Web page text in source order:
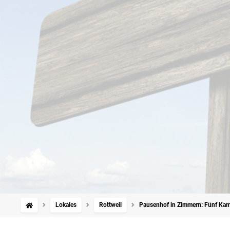
Lokales Rottweil Pausenhof in Zimmern: Fünf